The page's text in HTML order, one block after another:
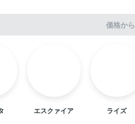
価格から
エスクァイア ライズ